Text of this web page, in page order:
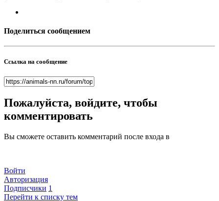
Поделиться сообщением
Ссылка на сообщение
Пожалуйста, войдите, чтобы
комментировать
Вы сможете оставить комментарий после входа в
Войти
Авторизация
Подписчики 1
Перейти к списку тем